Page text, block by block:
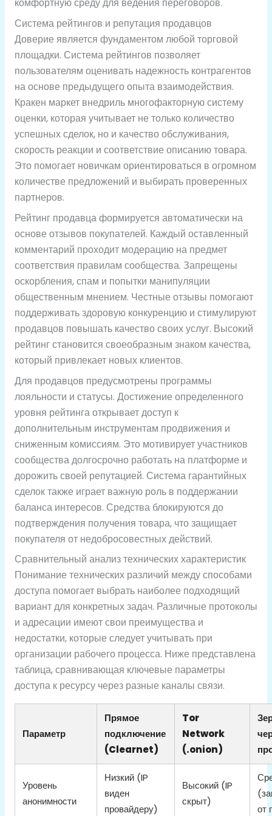
комфортную среду для ведения переговоров.
Система рейтингов и репутация продавцов
Доверие является фундаментом любой торговой
площадки. Система рейтингов позволяет
пользователям оценивать надежность контрагентов
на основе предыдущего опыта взаимодействия.
Кракен маркет внедриль многофакторную систему
оценки, которая учитывает не только количество
успешных сделок, но и качество обслуживания,
скорость реакции и соответствие описанию товара.
Это помогает новичкам ориентироваться в огромном
количестве предложений и выбирать проверенных
партнеров.
Рейтинг продавца формируется автоматически на
основе отзывов покупателей. Каждый оставленный
комментарий проходит модерацию на предмет
соответствия правилам сообщества. Запрещены
оскорбления, спам и попытки манипуляции
общественным мнением. Честные отзывы помогают
поддерживать здоровую конкуренцию и стимулируют
продавцов повышать качество своих услуг. Высокий
рейтинг становится своеобразным знаком качества,
который привлекает новых клиентов.
Для продавцов предусмотрены программы
лояльности и статусы. Достижение определенного
уровня рейтинга открывает доступ к
дополнительным инструментам продвижения и
сниженным комиссиям. Это мотивирует участников
сообщества долгосрочно работать на платформе и
дорожить своей репутацией. Система гарантийных
сделок также играет важную роль в поддержании
баланса интересов. Средства блокируются до
подтверждения получения товара, что защищает
покупателя от недобросовестных действий.
Сравнительный анализ технических характеристик
Понимание технических различий между способами
доступа помогает выбрать наиболее подходящий
вариант для конкретных задач. Различные протоколы
и адресации имеют свои преимущества и
недостатки, которые следует учитывать при
организации рабочего процесса. Ниже представлена
таблица, сравнивающая ключевые параметры
доступа к ресурсу через разные каналы связи.
Параметр
Прямое
подключение
(Clearnet)
Tor
Network
(.onion)
Уровень
анонимности
Низкий (IP
виден
провайдеру)
Высокий (IP
скрыт)
от